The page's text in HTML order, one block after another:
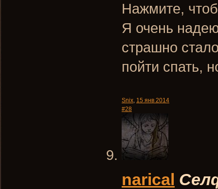
Нажмите,
Я очень
страшно
пойти спать,
Snix, 15 янв 2014
#28
narical